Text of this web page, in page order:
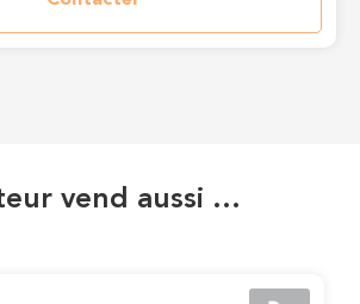
vend aussi …